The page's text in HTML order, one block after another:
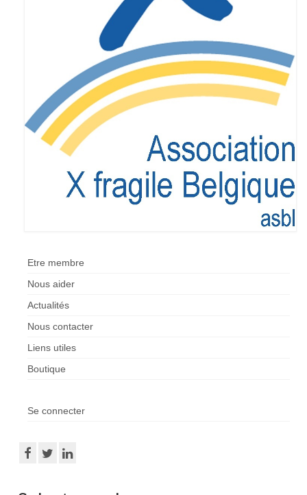
Etre membre
Nous aider
Actualités
Nous contacter
Liens utiles
Boutique
Se connecter